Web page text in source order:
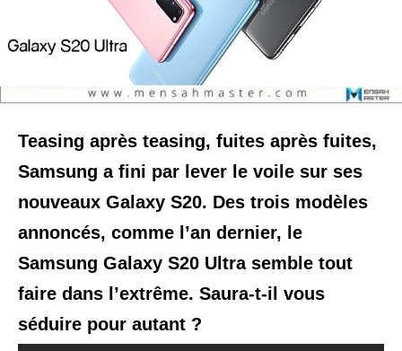
Teasing après teasing, fuites après fuites,
Samsung a fini par lever le voile sur ses
nouveaux Galaxy S20. Des trois modèles
annoncés, comme l’an dernier, le
Samsung Galaxy S20 Ultra semble tout
faire dans l’extrême. Saura-t-il vous
séduire pour autant ?